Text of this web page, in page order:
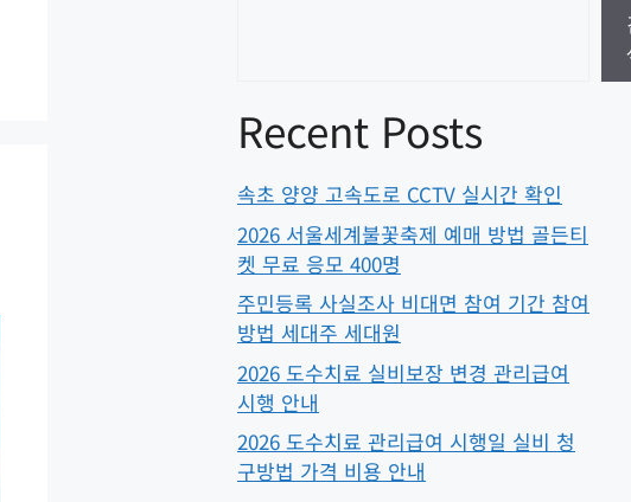
Recent Posts
속초 양양 고속도로 CCTV 실시간 확인
2026 서울세계불꽃축제 예매 방법 골든티
켓 무료 응모 400명
주민등록 사실조사 비대면 참여 기간 참여
방법 세대주 세대원
2026 도수치료 실비보장 변경 관리급여
시행 안내
2026 도수치료 관리급여 시행일 실비 청
구방법 가격 비용 안내